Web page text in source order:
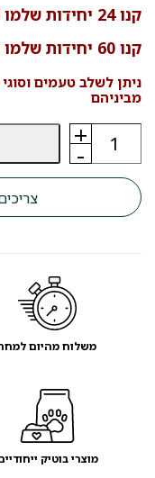
קנו 24 יחידות שלמו על 20 יחידות
קנו 60 יחידות שלמו על 48 יחידות
ניתן לשלב טעמים
מביניהם
-
כמות
שימור
חתולים
טומי
TOMI
עוף
+
משלוח מהיום
מוצרי בוטיק